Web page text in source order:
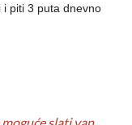
i piti 3 puta dnevno